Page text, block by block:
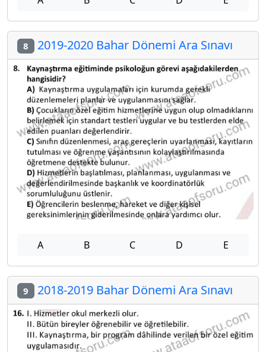
8 2019-2020 Bahar Dönemi Ara Sınavı
A B C D E
9 2018-2019 Bahar Dönemi Ara Sınavı